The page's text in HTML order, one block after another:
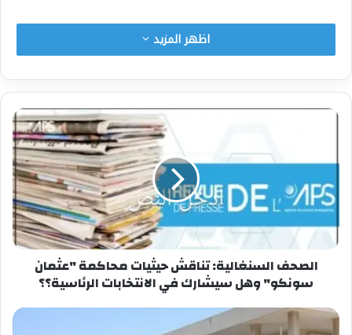
شارك هذا الموضوع:
اظهر المزيد
الصحف السنغالية: تناقش حيثيات محاكمة "عثمان
سونكو" وهل سيشارك في الانتخابات الرئاسية؟؟